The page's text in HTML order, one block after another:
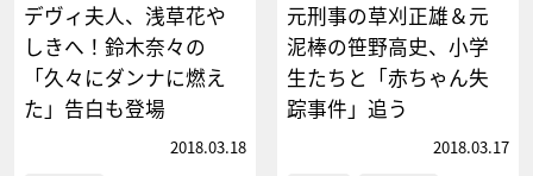
デヴィ夫人、浅草花や
しきへ！鈴木奈々の
「久々にダンナに燃え
た」告白も登場
2018.03.18
元刑事の草刈正雄＆元
泥棒の笹野高史、小学
生たちと「赤ちゃん失
踪事件」追う
2018.03.17